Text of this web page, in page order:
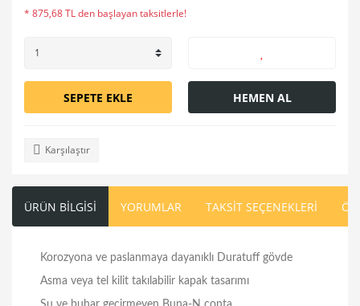
* 875,68 TL den başlayan taksitlerle!
SEPETE EKLE HEMEN AL
Karşılaştır
ÜRÜN BİLGİSİ YORUMLAR TAKSİT SEÇENEKLERİ
Korozyona ve paslanmaya dayanıklı Duratuff gövde
Asma veya tel kilit takılabilir kapak tasarımı